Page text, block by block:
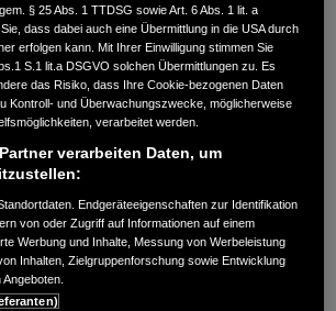
aufkommen.
Veranstaltungsort
§ 25 Abs. 1 TTDSG sowie Art. 6 Abs. 1 lit. a
dass dabei auch eine Übermittlung in die USA durch
erfolgen kann. Mit Ihrer Einwilligung stimmen Sie
S.1 lit.a DSGVO solchen Übermittlungen zu. Es
das Risiko, dass Ihre Cookie-bezogenen Daten
Kontroll- und Überwachungszwecke, möglicherweise
verarbeitet werden.
verarbeiten Daten, um
Endgeräteeigenschaften zur Identifikation
von oder Zugriff auf Informationen auf einem
Werbung und Inhalte, Messung von Werbeleistung
Inhalten, Zielgruppenforschung sowie Entwicklung